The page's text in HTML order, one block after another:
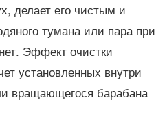
делает его чистым и
тумана или пара при
Эффект очистки
установленных внутри
вращающегося барабана